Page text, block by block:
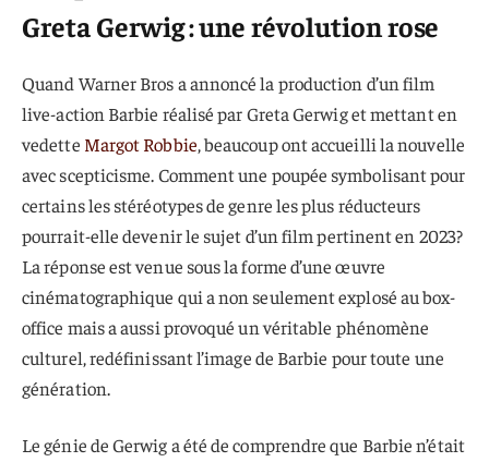
Greta Gerwig : une révolution rose
Quand Warner Bros a annoncé la production d’un film
live-action Barbie réalisé par Greta Gerwig et mettant en
vedette Margot Robbie, beaucoup ont accueilli la nouvelle
avec scepticisme. Comment une poupée symbolisant pour
certains les stéréotypes de genre les plus réducteurs
pourrait-elle devenir le sujet d’un film pertinent en 2023?
La réponse est venue sous la forme d’une œuvre
cinématographique qui a non seulement explosé au box-
office mais a aussi provoqué un véritable phénomène
culturel, redéfinissant l’image de Barbie pour toute une
génération.
Le génie de Gerwig a été de comprendre que Barbie n’était